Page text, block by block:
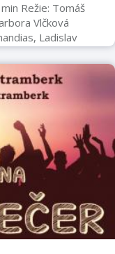
Režie: Tomáš
Vlčková
Ladislav
Diana Dulínková,
Jan Kraus,
Kristýna
Jaroslav
Zvuk: Matúš
Veronika